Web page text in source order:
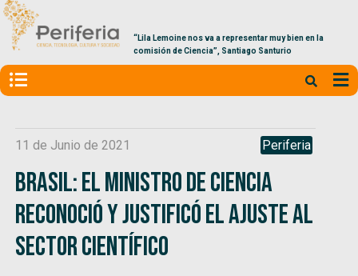
“Lila Lemoine nos va a representar muy bien en la
comisión de Ciencia”, Santiago Santurio
11 de Junio de 2021 Periferia
Brasil: El ministro de Ciencia
reconoció y justificó el ajuste al
sector científico